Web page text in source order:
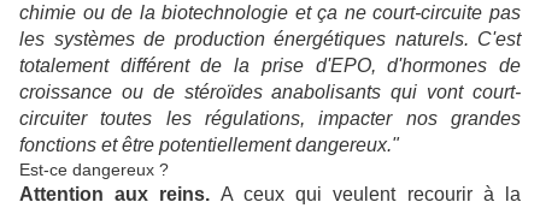
chimie ou de la biotechnologie et ça ne court-circuite pas
les systèmes de production énergétiques naturels. C'est
totalement différent de la prise d'EPO, d'hormones de
croissance ou de stéroïdes anabolisants qui vont court-
circuiter toutes les régulations, impacter nos grandes
fonctions et être potentiellement dangereux."
Est-ce dangereux ?
Attention aux reins. A ceux qui veulent recourir à la